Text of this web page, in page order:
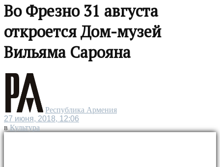
Во Фрезно 31 августа
откроется Дом-музей
Вильяма Сарояна
Республика Армения
27 июня, 2018, 12:06
в Культура